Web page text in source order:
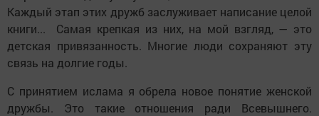
Каждый этап этих дружб заслуживает написание целой
книги... Самая крепкая из них, на мой взгляд, — это
детская привязанность. Многие люди сохраняют эту
связь на долгие годы.
С принятием ислама я обрела новое понятие женской
дружбы. Это такие отношения ради Всевышнего.